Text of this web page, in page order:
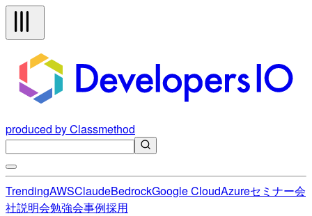
produced by Classmethod
TrendingAWSClaudeBedrockGoogle CloudAzureセミナー会
社説明会勉強会事例採用